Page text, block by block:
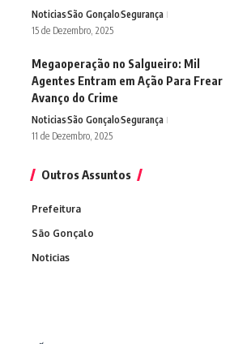
NoticiasSão GonçaloSegurança
15 de Dezembro, 2025
Megaoperação no Salgueiro: Mil
Agentes Entram em Ação Para Frear
Avanço do Crime
NoticiasSão GonçaloSegurança
11 de Dezembro, 2025
Outros Assuntos
Prefeitura
São Gonçalo
Noticias